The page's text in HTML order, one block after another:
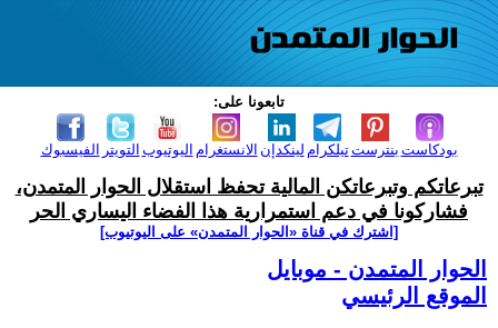
تابعونا على:
الفيسبوك التويتر اليوتيوب الانستغرام لينكدإن تيلكرامبنترست بودكاست
تبرعاتكم وتبرعاتكن المالية تحفظ استقلال الحوار المتمدن،
فشاركونا في دعم استمرارية هذا الفضاء اليساري الحر
[اشترك في قناة ‫«الحوار المتمدن» على اليوتيوب]
الحوار المتمدن - موبايل
الموقع الرئيسي